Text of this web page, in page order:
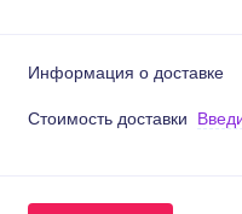
Информация о доставке
Стоимость доставки